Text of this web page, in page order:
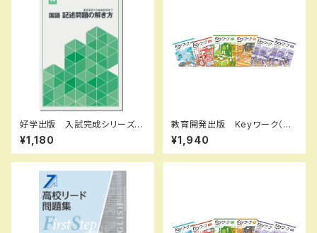
好学出版 入試完成シリーズ
国語 記述問題の解き方 202
6年度版 新品完全セット ISB
N：B0D3B6KZGL ISBN-10：
08960
¥1,180
教育開発出版 Keyワーク（キ
ーワーク）＋ Keyテスト（キーテ
スト）2冊セット 地理 I,II 歴史
I,II（ご選択ください） 2026年
¥1,940